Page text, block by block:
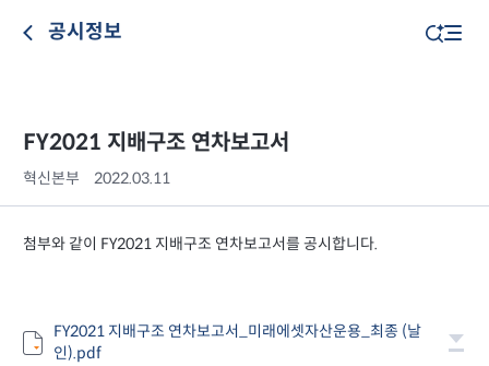
공시정보
FY2021 지배구조 연차보고서
혁신본부 2022.03.11
첨부와 같이 FY2021 지배구조 연차보고서를 공시합니다.
FY2021 지배구조 연차보고서_미래에셋자산운용_최종 (날
인).pdf